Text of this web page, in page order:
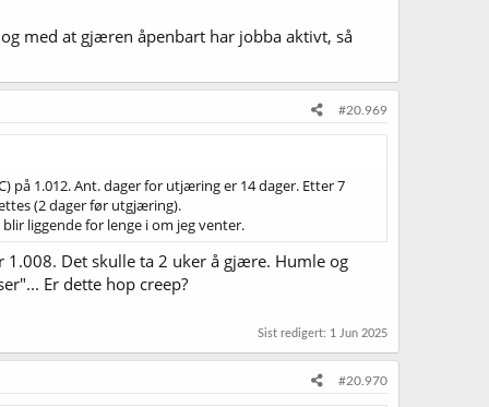
med at gjæren åpenbart har jobba aktivt, så
#20.969
på 1.012. Ant. dager for utjæring er 14 dager. Etter 7
(2 dager før utgjæring).
liggende for lenge i om jeg venter.
Det skulle ta 2 uker å gjære. Humle og
Er dette hop creep?
Sist redigert: 1 Jun 2025
#20.970